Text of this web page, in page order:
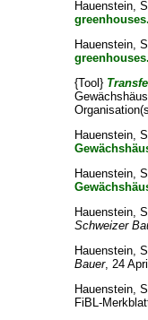
Hauenstein,
greenhouses.
Hauenstein,
greenhouses.
{Tool}
Hauenstein,
Hauenstein,
Hauenstein,
Schweizer
Hauenstein,
Bauer, 24
Hauenstein,
FiBL-